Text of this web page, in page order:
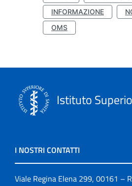
INFORMAZIONE
OMS
Istituto
I NOSTRI CONTATTI
Viale Regina Elena 299, 00161 –